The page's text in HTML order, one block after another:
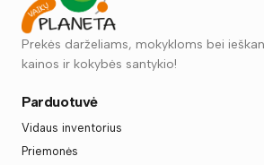
Prekės darželiams, mokykloms bei
kainos ir kokybės santykio!
Parduotuvė
Vidaus inventorius
Priemonės